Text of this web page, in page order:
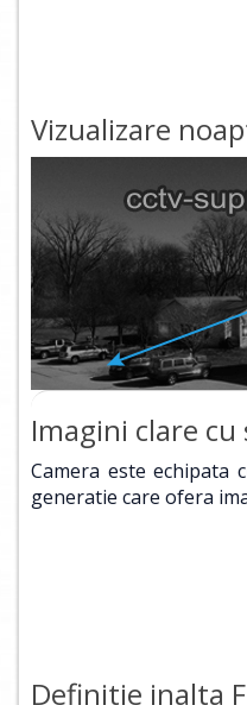
Vizualizare
Imagini clare cu
Camera este echipata
generatie care ofera
Definitie inalta